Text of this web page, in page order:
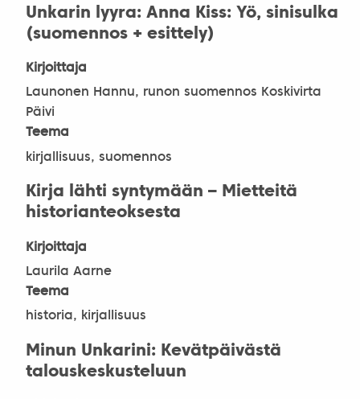
Unkarin lyyra: Anna Kiss: Yö, sinisulka
(suomennos + esittely)
Kirjoittaja
Launonen Hannu, runon suomennos Koskivirta
Päivi
Teema
kirjallisuus, suomennos
Kirja lähti syntymään – Mietteitä
historianteoksesta
Kirjoittaja
Laurila Aarne
Teema
historia, kirjallisuus
Minun Unkarini: Kevätpäivästä
talouskeskusteluun